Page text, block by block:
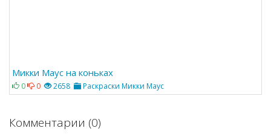
Микки Маус на коньках
0 0 2658 Раскраски Микки Маус
Комментарии (0)